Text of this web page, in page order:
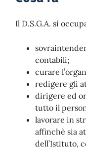
Il D.S.G.A. si
contabili;
curare
redigere gli
dirigere ed
tutto il
lavorare in
affinchè sia
dell’Istituto,